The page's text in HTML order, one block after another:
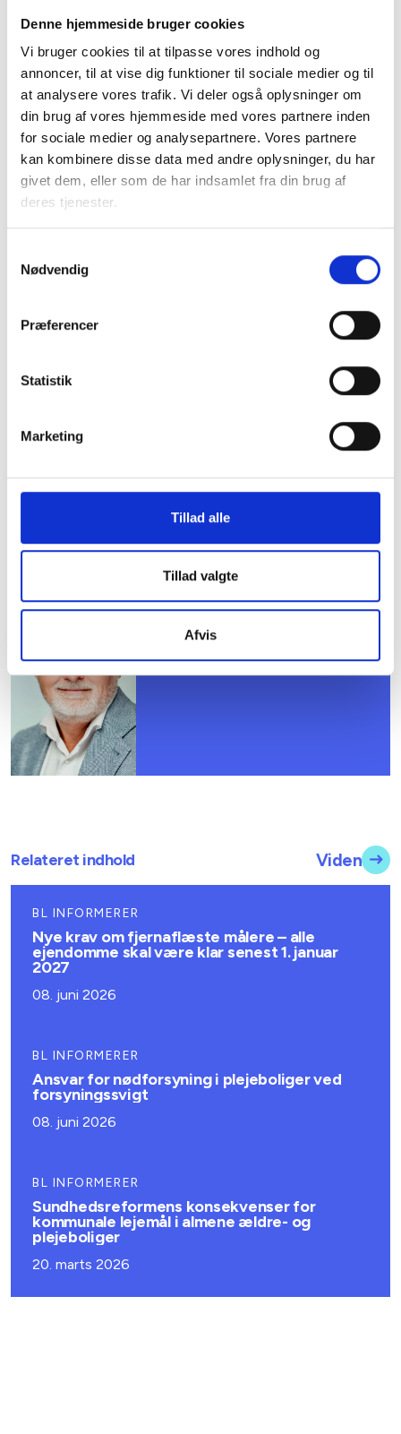
Denne hjemmeside bruger cookies
Vi bruger cookies til at tilpasse vores indhold og
annoncer, til at vise dig funktioner til sociale medier og til
at analysere vores trafik. Vi deler også oplysninger om
din brug af vores hjemmeside med vores partnere inden
for sociale medier og analysepartnere. Vores partnere
kan kombinere disse data med andre oplysninger, du har
givet dem, eller som de har indsamlet fra din brug af
deres tjenester.
Nødvendig
Præferencer
Statistik
Marketing
Tillad alle
Tillad valgte
Afvis
konkrete indsatser, at der indgås en partnerskabsaftale
og boligorganisationen om en helhedsorienteret indsats i
det udsatte boligområde. Der er udarbejdet en vejledning,
ansøgningsskemaer og en skabelon for partnerskabet.
Ansøgning og udkast til partnerskabsaftale sendes til
puljer@mbbl.dk.
Ansøgningsfristen er 1. november 2013.
Det kan endvidere oplyses, at der i Ministeriet for By, Bolig
og Landdistrikter arbejdes på at få etableret en
om midler til at opkvalificere medarbejdere til at
Kontakt
Bent Madsen
Adm. direktør
Tlf: 28 88 18 77
Mail: bma@bl.dk
Relateret indhold Viden
BL INFORMERER
Nye krav om fjernaflæste målere – alle
ejendomme skal være klar senest 1. januar
2027
08. juni 2026
BL INFORMERER
Ansvar for nødforsyning i plejeboliger ved
forsyningssvigt
08. juni 2026
BL INFORMERER
Sundhedsreformens konsekvenser for
kommunale lejemål i almene ældre- og
plejeboliger
20. marts 2026